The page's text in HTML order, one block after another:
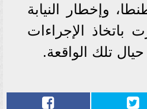
وإخطار النيابة
باتخاذ الإجراءات
حيال تلك الواقعة.